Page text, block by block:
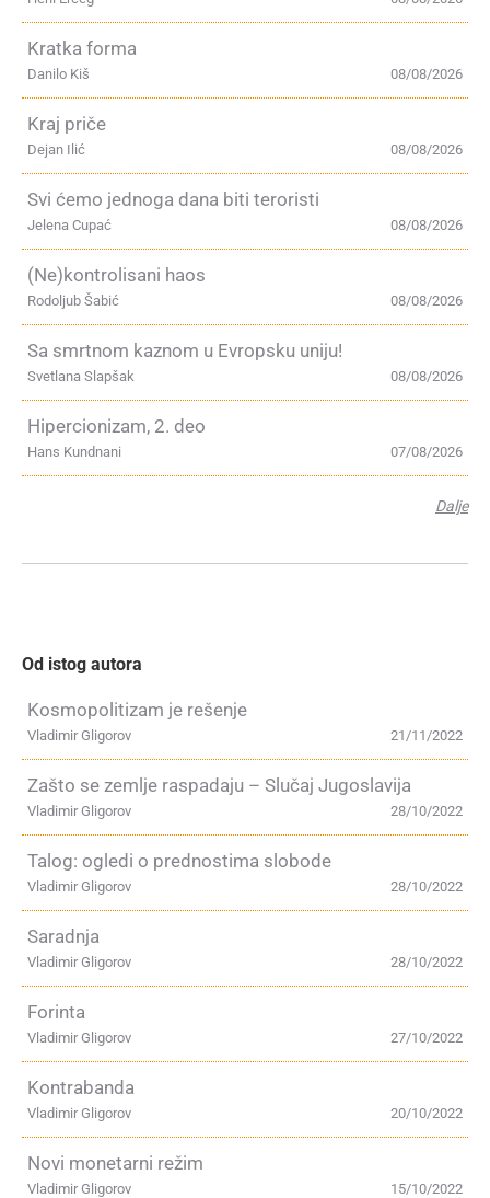
Kratka forma
08/08/2026
Danilo Kiš
Kraj priče
08/08/2026
Dejan Ilić
Svi ćemo jednoga dana biti teroristi
08/08/2026
Jelena Cupać
(Ne)kontrolisani haos
08/08/2026
Rodoljub Šabić
Sa smrtnom kaznom u Evropsku uniju!
08/08/2026
Svetlana Slapšak
Hipercionizam, 2. deo
07/08/2026
Hans Kundnani
Dalje
Od istog autora
Kosmopolitizam je rešenje
21/11/2022
Vladimir Gligorov
Zašto se zemlje raspadaju – Slučaj Jugoslavija
28/10/2022
Vladimir Gligorov
Talog: ogledi o prednostima slobode
28/10/2022
Vladimir Gligorov
Saradnja
28/10/2022
Vladimir Gligorov
Forinta
27/10/2022
Vladimir Gligorov
Kontrabanda
20/10/2022
Vladimir Gligorov
Novi monetarni režim
15/10/2022
Vladimir Gligorov